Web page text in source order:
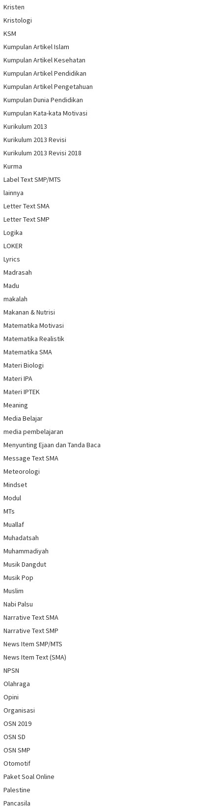
Kristen
Kristologi
KSM
Kumpulan Artikel Islam
Kumpulan Artikel Kesehatan
Kumpulan Artikel Pendidikan
Kumpulan Artikel Pengetahuan
Kumpulan Dunia Pendidikan
Kumpulan Kata-kata Motivasi
Kurikulum 2013
Kurikulum 2013 Revisi
Kurikulum 2013 Revisi 2018
Kurma
Label Text SMP/MTS
lainnya
Letter Text SMA
Letter Text SMP
Logika
LOKER
Lyrics
Madrasah
Madu
makalah
Makanan & Nutrisi
Matematika Motivasi
Matematika Realistik
Matematika SMA
Materi Biologi
Materi IPA
Materi IPTEK
Meaning
Media Belajar
media pembelajaran
Menyunting Ejaan dan Tanda Baca
Message Text SMA
Meteorologi
Mindset
Modul
MTs
Muallaf
Muhadatsah
Muhammadiyah
Musik Dangdut
Musik Pop
Muslim
Nabi Palsu
Narrative Text SMA
Narrative Text SMP
News Item SMP/MTS
News Item Text (SMA)
NPSN
Olahraga
Opini
Organisasi
OSN 2019
OSN SD
OSN SMP
Otomotif
Paket Soal Online
Palestine
Pancasila